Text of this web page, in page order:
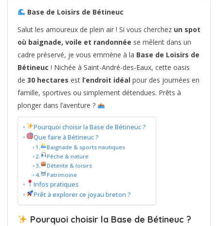
Base de Loisirs de Bétineuc
Salut les amoureux de plein air ! Si vous cherchez un spot
où baignade, voile et randonnée se mêlent dans un
cadre préservé, je vous emmène à la Base de Loisirs de
Bétineuc ! Nichée à Saint-André-des-Eaux, cette oasis
de 30 hectares est l’endroit idéal pour des journées en
famille, sportives ou simplement détendues. Prêts à
plonger dans l’aventure ?
Pourquoi choisir la Base de Bétineuc ?
Que faire à Bétineuc ?
1.
Baignade & sports nautiques
2.
Pêche & nature
3.
Détente & loisirs
4.
Patrimoine
Infos pratiques
Prêt à explorer ce joyau breton ?
Pourquoi choisir la Base de Bétineuc ?